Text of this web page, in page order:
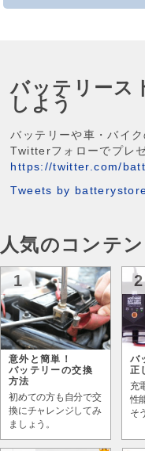
バッテリース
しよう
バッテリーや車・バイ
Twitterフォローでプレ
https://twitter.com/
Tweets by
人気のコンテ
1
意外と簡単！
バッテリーの交換
方法
初めての方も自分で交
換にチャレンジしてみ
ましょう。
2
バ
正
充
性
そ